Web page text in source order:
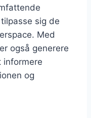
sig de
Med
også generere
og